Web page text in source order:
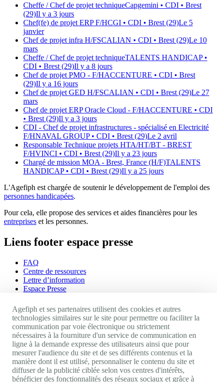
Cheffe / Chef de projet techniqueCapgemini • CDI • Brest
(29)Il y a 3 jours
Chef(fe) de projet ERP F/HCGI • CDI • Brest (29)Le 5
janvier
Chef de projet infra H/FSCALIAN • CDI • Brest (29)Le 10
mars
Cheffe / Chef de projet techniqueTALENTS HANDICAP•
CDI • Brest (29)Il y a 8 jours
Chef de projet PMO - F/HACCENTURE • CDI • Brest
(29)Il y a 16 jours
Chef de projet GED H/FSCALIAN • CDI • Brest (29)Le 27
mars
Chef de projet ERP Oracle Cloud - F/HACCENTURE • CDI
• Brest (29)Il y a 3 jours
CDI - Chef de projet infrastructures - spécialisé en Electricité
F/HNAVAL GROUP• CDI • Brest (29)Le 2 avril
Responsable Technique projets HTA/HT/BT - BREST
F/HVINCI • CDI • Brest (29)Il y a 23 jours
Chargé de mission MOA - Brest, France (H/F)TALENTS
HANDICAP• CDI • Brest (29)Il y a 25 jours
L'Agefiph est chargée de soutenir le développement de l'emploi des
personnes handicapées.
Pour cela, elle propose des services et aides financières pour les
entreprises et les personnes.
Liens footer espace presse
FAQ
Centre de ressources
Lettre d’information
Espace Presse
Appels d'offres
CGU
Mentions légales
Politique cookies
Accessibilité : non conforme
Nos autres sites
Agefiph et ses partenaires utilisent des cookies et autres
technologies similaires sur le site pour permettre ou faciliter la
communication par voie électronique ou strictement
nécessaires à la fourniture d'un service de communication en
ligne à la demande expresse des utilisateurs ainsi que pour
mesurer l'audience du site et de ses différents contenus et la
manière dont il est utilisé, personnaliser le contenu du site et
diffuser de la publicité ciblée selon vos centres d'intérêts,
bénéficier des fonctionnalités des réseaux sociaux et grâce à